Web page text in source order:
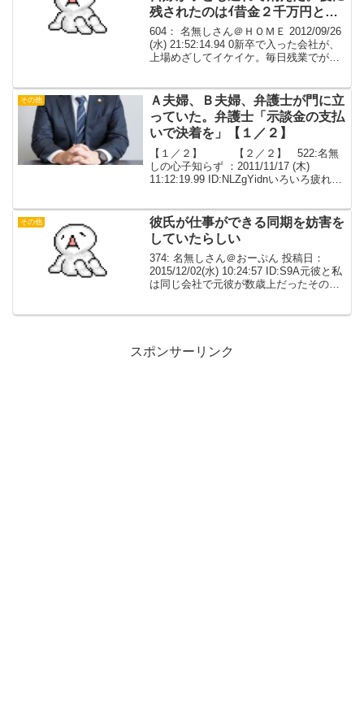
残されたのはｲ昔金２千万円とい
う数字。
604： 名無しさん＠ＨＯＭＥ 2012/09/26
(水) 21:52:14.94 0新卒で入った会社が、
上場めざしてイケイケ。毎日残業でがん
いう数字。しかも俺の名...
その他
Ａ夫婦、Ｂ夫婦、弁護士が門に立
っていた。弁護士「示談金の支払
いで決着を」【１／２】
【１／２】 【２／２】 522:名無
しの心子知らず ：2011/11/17 (木)
11:12:19.99 ID:NLZgYidnいろいろ疲れま
んなさい。 フェイ...
その他
彼氏が仕事ができる同期を妨害を
していたらしい
374: 名無しさん＠おーぷん 投稿日：
2015/12/02(水) 10:24:57 ID:S9A元彼と私
は同じ会社で元彼が数歳上だったその元
スポンサーリンク